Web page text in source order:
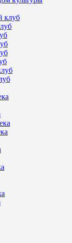
клуб